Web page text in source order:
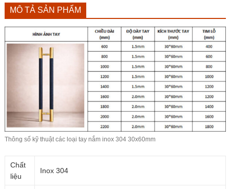
MÔ TẢ SẢN PHẨM
Thông số kỹ thuật các loại tay nắm inox304 30x60mm
Chất
liệu
Inox 304